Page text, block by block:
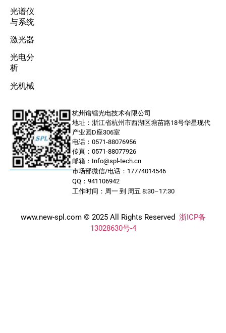
光谱仪
与系统
激光器
光电分
析
光机械
杭州谱镭光电技术有限公司
地址：浙江省杭州市西湖区塘苗路18号华星现代
产业园D座306室
电话：0571-88076956
传真：0571-88077926
邮箱：Info@spl-tech.cn
市场部微信/电话：17774014546
QQ：941106942
工作时间：周一 到 周五 8:30–17:30
www.new-spl.com © 2025 All Rights Reserved 浙ICP备
13028630号-4